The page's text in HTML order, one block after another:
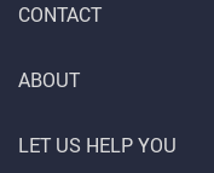
CONTACT
ABOUT
LET US HELP YOU